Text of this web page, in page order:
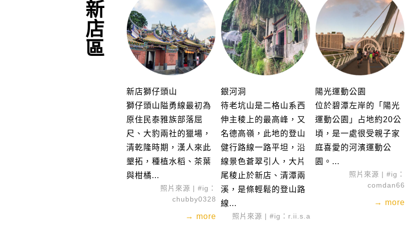
新店區
新店獅仔頭山
獅仔頭山隘勇線最初為
原住民泰雅族部落屈
尺、大豹兩社的獵場，
清乾隆時期，漢人來此
墾拓，種植水稻、茶葉
與柑橘...
照片來源 | #ig：
chubby0328
→ more
銀河洞
待老坑山是二格山系西
伸主稜上的最高峰，又
名德高嶺，此地的登山
健行路線一路平坦，沿
線景色蒼翠引人，大片
尾稜止於新店、清潭兩
溪，是條輕鬆的登山路
線...
照片來源 | #ig：r.ii.s.a
陽光運動公園
位於碧潭左岸的「陽光
運動公園」占地約20公
頃，是一處很受親子家
庭喜愛的河濱運動公
園。...
照片來源 | #ig：
comdan66
→ more